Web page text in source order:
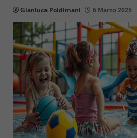
Gianluca Poidimani 6 Marzo 2025